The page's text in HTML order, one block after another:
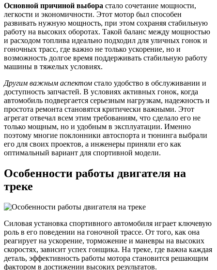
Основной причиной выбора стало сочетание мощности,
легкости и экономичности. Этот мотор был способен
развивать нужную мощность, при этом сохраняя стабильную
работу на высоких оборотах. Такой баланс между мощностью
и расходом топлива идеально подходил для уличных гонок и
гоночных трасс, где важно не только ускорение, но и
возможность долгое время поддерживать стабильную работу
машины в тяжелых условиях.
Другим важным аспектом стало удобство в обслуживании и
доступность запчастей. В условиях активных гонок, когда
автомобиль подвергается серьезным нагрузкам, надежность и
простота ремонта становятся критически важными. Этот
агрегат отвечал всем этим требованиям, что сделало его не
только мощным, но и удобным в эксплуатации. Именно
поэтому многие поклонники автоспорта и тюнинга выбрали
его для своих проектов, а инженеры приняли его как
оптимальный вариант для спортивной модели.
Особенности работы двигателя на
треке
Силовая установка спортивного автомобиля играет ключевую
роль в его поведении на гоночной трассе. От того, как она
реагирует на ускорение, торможение и маневры на высоких
скоростях, зависит успех гонщика. На треке, где важна каждая
деталь, эффективность работы мотора становится решающим
фактором в достижении высоких результатов.